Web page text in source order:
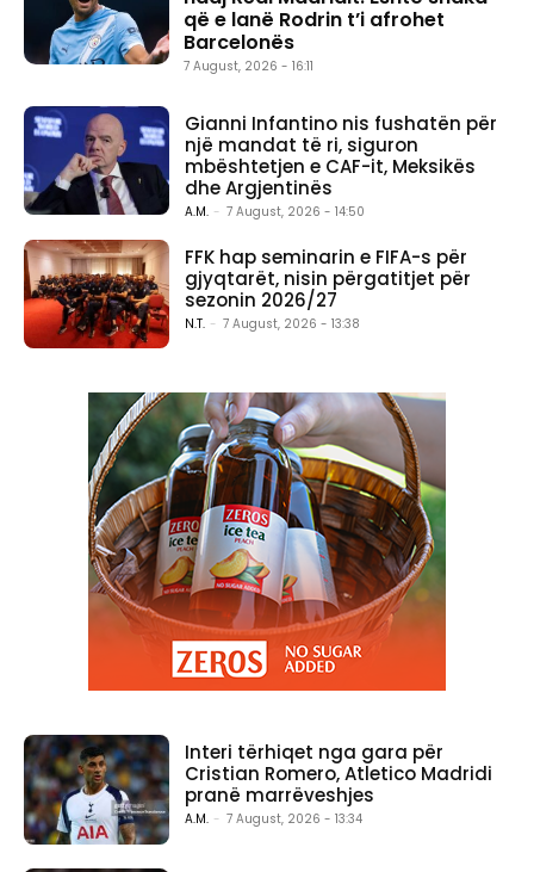
që e lanë Rodrin t’i afrohet
Barcelonës
7 August, 2026 - 16:11
Gianni Infantino nis fushatën për
një mandat të ri, siguron
mbështetjen e CAF-it, Meksikës
dhe Argjentinës
A.M. - 7 August, 2026 - 14:50
FFK hap seminarin e FIFA-s për
gjyqtarët, nisin përgatitjet për
sezonin 2026/27
N.T. - 7 August, 2026 - 13:38
Interi tërhiqet nga gara për
Cristian Romero, Atletico Madridi
pranë marrëveshjes
A.M. - 7 August, 2026 - 13:34